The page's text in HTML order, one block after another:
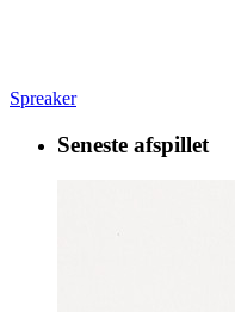
Spreaker
Seneste afspillet